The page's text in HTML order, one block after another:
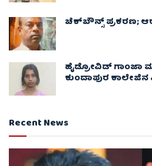
ಚೆಕ್​ಬೌನ್ಸ್​ ಪ್ರಕರಣ;
ಹೈಡ್ರೋವಿಡ್ ಗಾಂಜಾ
ಕುಂದಾಪುರ
Recent News